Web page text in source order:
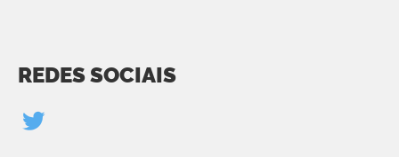
REDES SOCIAIS